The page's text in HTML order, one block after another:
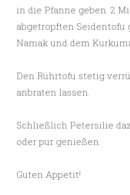
in die Pfanne geben. 2
abgetropften
Namak und dem
Den Rührtofu stetig
anbraten lassen.
Schließlich Petersilie
oder pur genießen.
Guten Appetit!